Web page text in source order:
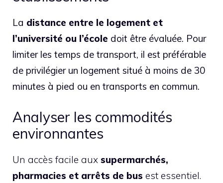
La distance entre le logement et
l’université ou l’école doit être évaluée. Pour
limiter les temps de transport, il est préférable
de privilégier un logement situé à moins de 30
minutes à pied ou en transports en commun.
Analyser les commodités
environnantes
Un accès facile aux supermarchés,
pharmacies et arrêts de bus est essentiel.